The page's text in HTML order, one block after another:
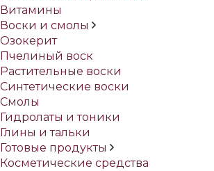
Витамины
Воски и смолы
Озокерит
Пчелиный воск
Растительные воски
Синтетические воски
Смолы
Гидролаты и тоники
Глины и тальки
Готовые продукты
Косметические средства